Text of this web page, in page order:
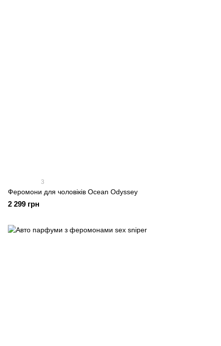
3
Феромони для чоловіків Ocean Odyssey
2 299 грн